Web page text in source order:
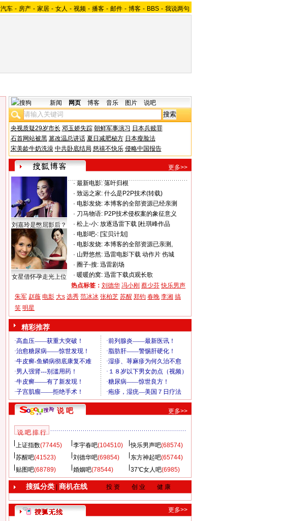
汽车 - 房产 - 家居 - 女人 - 视频 - 播客 - 邮件 - 博客 - BBS - 我说两句
新闻 网页 博客 音乐 图片 说吧
央视质疑29岁市长 邓玉娇失踪 朝鲜军事演习 日本兵赎罪
石首网站被黑 篡改温总讲话 夏日减肥秘方 日本瘦脸法
宋美龄牛奶洗澡 中共卧底结局 慈禧不快乐 侵略中国报告
更多>>
刘嘉玲是憋屈影后？
女星借怀孕走光上位
· 最新电影: 落叶归根
· 致远之家: 什么是P2P技术(转载)
· 电影发烧: 本博客的全部资源已经亲测
· 刀马物语: P2P技术侵权案的象征意义
· 松上-小: 放逐迅雷下载 [杜琪峰作品
· 电影吧-: [宝贝计划]
· 电影发烧: 本博客的全部资源已亲测,
· 山野悠然: 迅雷电影下载 动作片 伤城
· 圈子-搜: 迅雷剧场
· 暖暖的窝: 迅雷下载贞观长歌
热点标签： 刘德华 冯小刚 蔡少芬 快乐男声
朱军 赵薇 电影 大s 选秀 范冰冰 张柏芝 苏醒 郑钧 春晚 李湘 搞
笑 明星
精彩推荐
说 吧 更多>>
说 吧 排 行
上证指数(77445) 李宇春吧(104510) 快乐男声吧(68574)
苏醒吧(41523) 刘德华吧(69854) 东方神起吧(65744)
贴图吧(68789) 婚姻吧(78544) 37℃女人吧(6985)
搜狐分类| 商机在线 投 资 创 业 健 康
更多>>